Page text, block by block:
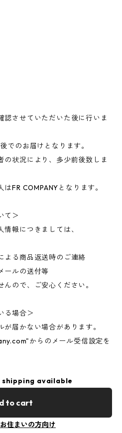
認させていただいた後に行いま
でのお届けとなります。
状況により、多少前後致しま
FR COMPANYとなります。
て＞
報につきましては、
よる商品返送時のご連絡
ールの送付等
ので、ご安心ください。
る場合＞
届かない場合があります。
"からのメール受信設定を
available
to cart
住まいの方向け